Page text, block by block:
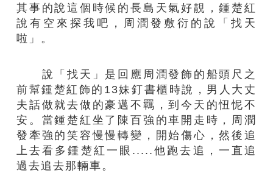
其事的說這個時候的長島天氣好靚，鍾楚紅
說有空來探我吧，周潤發敷衍的說「找天
啦」。
說「找天」是回應周潤發飾的船頭尺之
前幫鍾楚紅飾的13妹釘書櫃時說，男人大丈
夫話做就去做的豪邁不羈，到今天的忸怩不
安。當鍾楚紅坐了陳百強的車開走時，周潤
發牽強的笑容慢慢轉變，開始傷心，然後追
上去看多鍾楚紅一眼.....他跑去追，一直追
過去追去那輛車。